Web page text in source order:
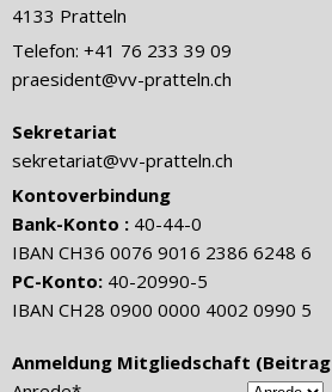
4133 Pratteln
Telefon: +41 76 233 39 09
praesident@vv-pratteln.ch
Sekretariat
sekretariat@vv-pratteln.ch
Kontoverbindung
Bank-Konto : 40-44-0
IBAN CH36 0076 9016 2386 6248 6
PC-Konto: 40-20990-5
IBAN CH28 0900 0000 4002 0990 5
Anmeldung Mitgliedschaft